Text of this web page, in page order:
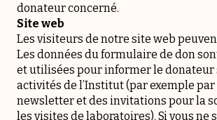
donateur concerné.
Site web
Les visiteurs de notre site web
Les données du formulaire de don
et utilisées pour informer le donateur
activités de l’Institut (par exemple par
newsletter et des invitations pour la
les visites de laboratoires). Si vous ne